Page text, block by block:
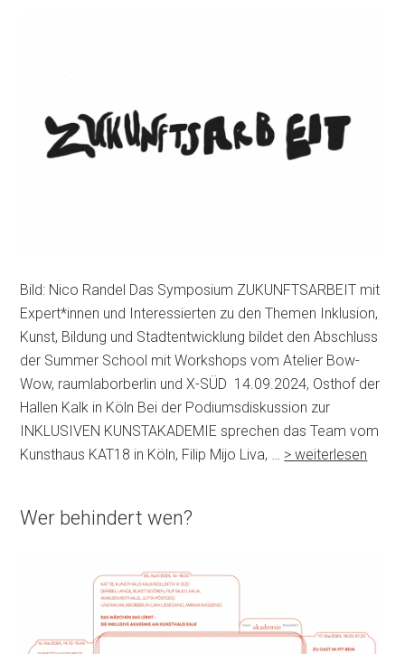
Bild: Nico Randel Das Symposium ZUKUNFTSARBEIT mit
Expert*innen und Interessierten zu den Themen Inklusion,
Kunst, Bildung und Stadtentwicklung bildet den Abschluss
der Summer School mit Workshops vom Atelier Bow-
Wow, raumlaborberlin und X-SÜD 14.09.2024, Osthof der
Hallen Kalk in Köln Bei der Podiumsdiskussion zur
INKLUSIVEN KUNSTAKADEMIE sprechen das Team vom
Kunsthaus KAT18 in Köln, Filip Mijo Liva, … > weiterlesen
Wer behindert wen?